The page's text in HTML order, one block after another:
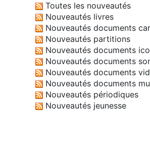
Toutes les nouveautés
Nouveautés livres
Nouveautés documents
Nouveautés partitions
Nouveautés documents
Nouveautés documents
Nouveautés documents
Nouveautés documents
Nouveautés périodiques
Nouveautés jeunesse